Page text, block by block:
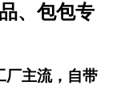
、包包专
厂主流，自带